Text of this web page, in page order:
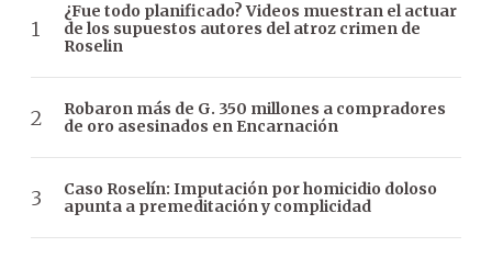
¿Fue todo planificado? Videos muestran el actuar
de los supuestos autores del atroz crimen de
Roselin
Robaron más de G. 350 millones a compradores
de oro asesinados en Encarnación
Caso Roselín: Imputación por homicidio doloso
apunta a premeditación y complicidad